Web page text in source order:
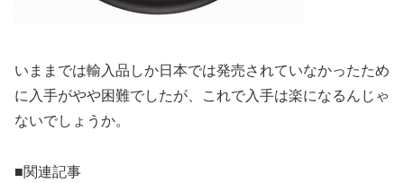
いままでは輸入品しか日本では発売されていなかったため
に入手がやや困難でしたが、これで入手は楽になるんじゃ
ないでしょうか。
■関連記事